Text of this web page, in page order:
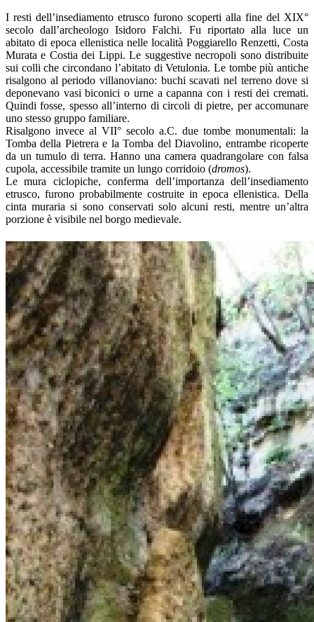
I resti dell’insediamento etrusco furono scoperti alla fine del XIX°
secolo dall’archeologo Isidoro Falchi. Fu riportato alla luce un
abitato di epoca ellenistica nelle località Poggiarello Renzetti, Costa
Murata e Costia dei Lippi. Le suggestive necropoli sono distribuite
sui colli che circondano l’abitato di Vetulonia. Le tombe più antiche
risalgono al periodo villanoviano: buchi scavati nel terreno dove si
deponevano vasi biconici o urne a capanna con i resti dei cremati.
Quindi fosse, spesso all’interno di circoli di pietre, per accomunare
uno stesso gruppo familiare.
Risalgono invece al VII° secolo a.C. due tombe monumentali: la
Tomba della Pietrera e la Tomba del Diavolino, entrambe ricoperte
da un tumulo di terra. Hanno una camera quadrangolare con falsa
cupola, accessibile tramite un lungo corridoio (dromos).
Le mura ciclopiche, conferma dell’importanza dell’insediamento
etrusco, furono probabilmente costruite in epoca ellenistica. Della
cinta muraria si sono conservati solo alcuni resti, mentre un’altra
porzione è visibile nel borgo medievale.